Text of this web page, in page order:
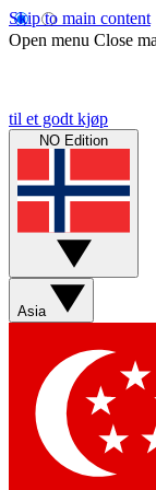
Skip to main content
Open menu Close
til et godt kjøp
NO Edition
Asia